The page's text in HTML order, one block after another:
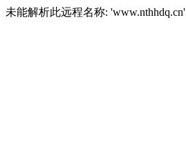
未能解析此远程名称: 'www.nthhdq.cn'